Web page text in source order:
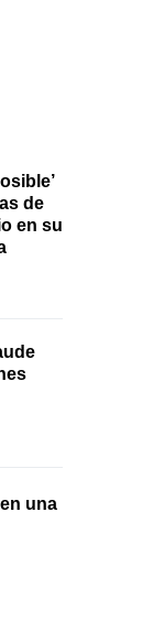
de
en su
una